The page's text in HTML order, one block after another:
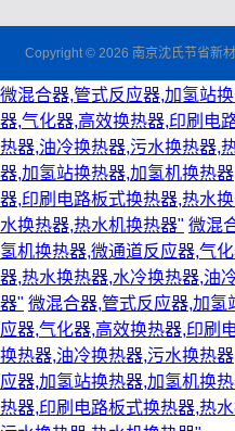
Copyright © 2026 南京沈氏节省新
微混合器,管式反应器,加氢站
器,气化器,高效换热器,印刷电
热器,油冷换热器,污水换热器,
器,加氢站换热器,加氢机换热
器,印刷电路板式换热器,热水
水换热器,热水机换热器" 微混
氢机换热器,微通道反应器,气
器,热水换热器,水冷换热器,油
器" 微混合器,管式反应器,加氢
应器,气化器,高效换热器,印刷
换热器,油冷换热器,污水换热
应器,加氢站换热器,加氢机换
热器,印刷电路板式换热器,热